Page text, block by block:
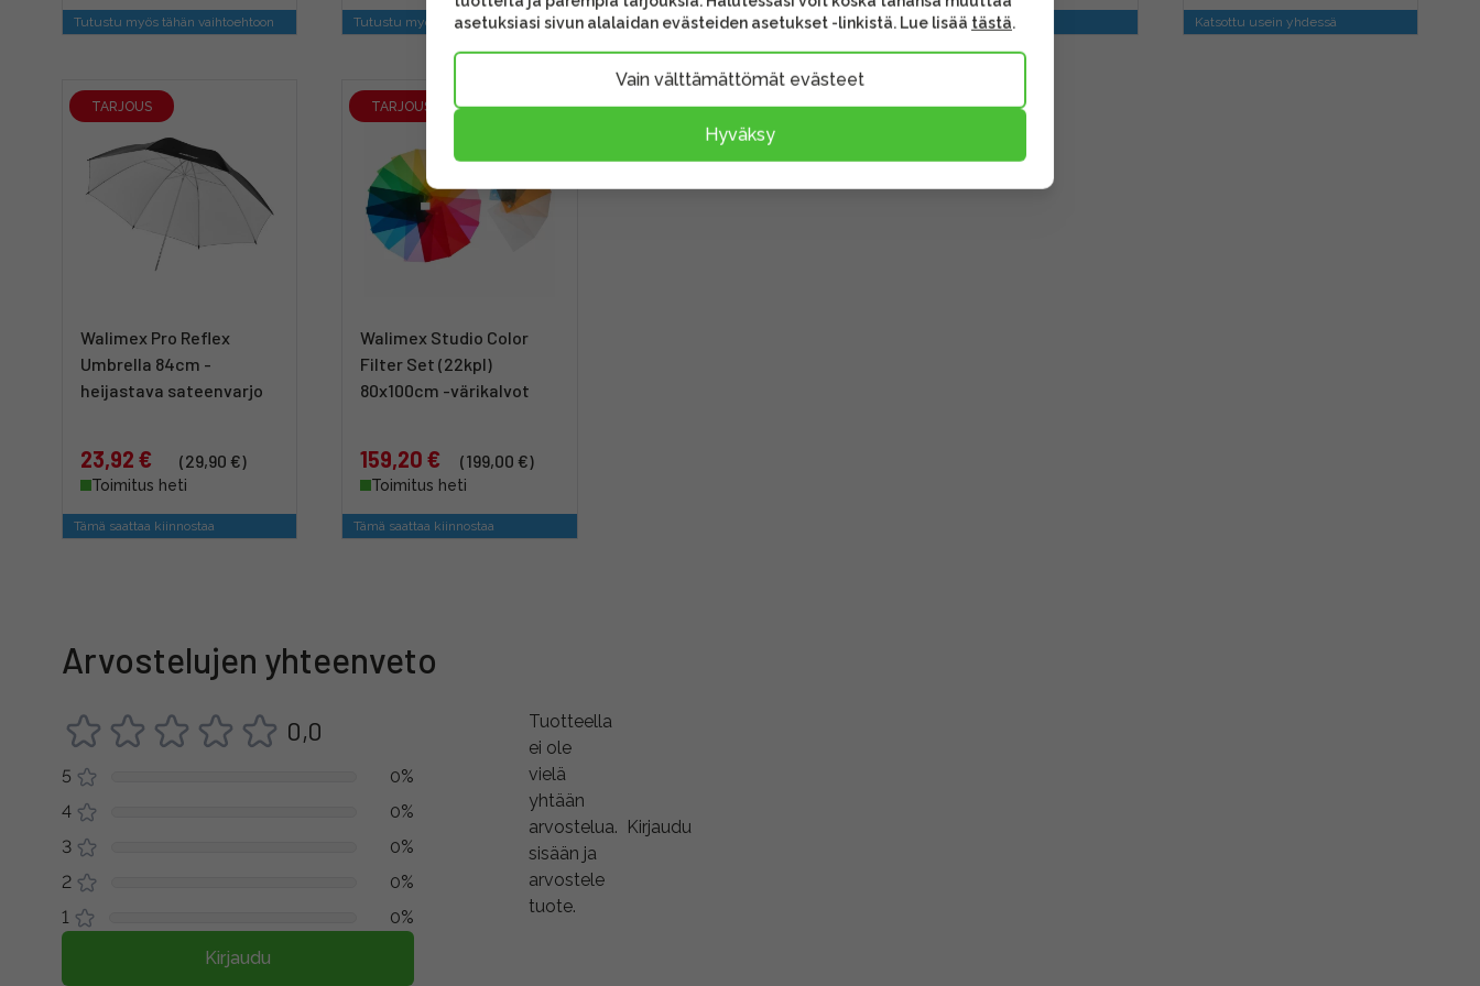
Tutustu myös tähän vaihtoehtoon Tutustu myös tähän vaihtoehtoon Myyty usein yhdessä Samankaltainen tuote Katsottu usein yhdessä
TARJOUS
Walimex Pro Reflex
Umbrella 84cm -
heijastava sateenvarjo
23,92 € (29,90 €)
Toimitus heti
Tämä saattaa kiinnostaa
TARJOUS
Walimex Studio Color
Filter Set (22kpl)
80x100cm -värikalvot
159,20 € (199,00 €)
Toimitus heti
Tämä saattaa kiinnostaa
Arvostelujen yhteenveto
0,0
5
0%
4
0%
3
0%
2
0%
1
0%
Kirjaudu
Tuotteella
ei ole
vielä
yhtään
arvostelua. Kirjaudu
sisään ja
arvostele
tuote.
asetuksiasi sivun alalaidan evästeiden asetukset -linkistä. Lue lisää tästä.
Vain välttämättömät evästeet
Hyväksy